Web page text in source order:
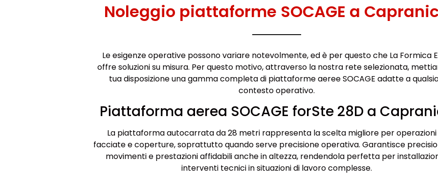
Noleggio piattaforme SOCAGE a
Le esigenze operative possono variare notevolmente, ed è per questo che La Formica
offre soluzioni su misura. Per questo motivo, attraverso la nostra rete selezionata,
tua disposizione una gamma completa di piattaforme aeree SOCAGE adatte a
contesto operativo.
Piattaforma aerea SOCAGE forSte 28D a
La piattaforma autocarrata da 28 metri rappresenta la scelta migliore per operazioni
facciate e coperture, soprattutto quando serve precisione operativa. Garantisce
movimenti e prestazioni affidabili anche in altezza, rendendola perfetta per
interventi tecnici in situazioni di lavoro complesse.